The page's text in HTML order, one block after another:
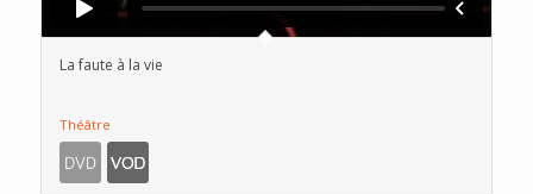
La faute à la vie
Théâtre